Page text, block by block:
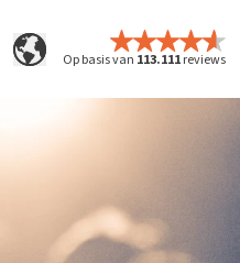
Op basis van 113.111reviews